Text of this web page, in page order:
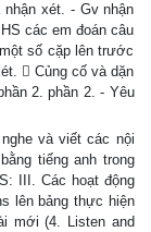
xét. - Gv nhận
các em đoán câu
số cặp lên trước
 Củng cố và dặn
2. phần 2. - Yêu
và viết các nội
tiếng anh trong
III. Các hoạt động
lên bảng thực hiện
mới (4. Listen and